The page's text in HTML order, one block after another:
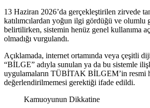
13 Haziran 2026’da gerçekleştirilen zirvede
katılımcılardan yoğun ilgi gördüğü ve olumlu
belirtilirken, sistemin henüz genel kullanıma
olmadığı vurgulandı.
Açıklamada, internet ortamında veya çeşitli
“BİLGE” adıyla sunulan ya da bu sistemle
uygulamaların TÜBİTAK BİLGEM’in resmi
değerlendirilmemesi gerektiği ifade edildi.
Kamuoyunun Dikkatine